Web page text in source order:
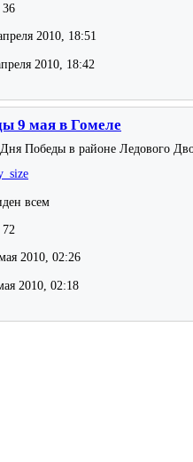
2010, 18:51
2010, 18:42
9 мая в Гомеле
Победы в районе Ледового
всем
2010, 02:26
2010, 02:18